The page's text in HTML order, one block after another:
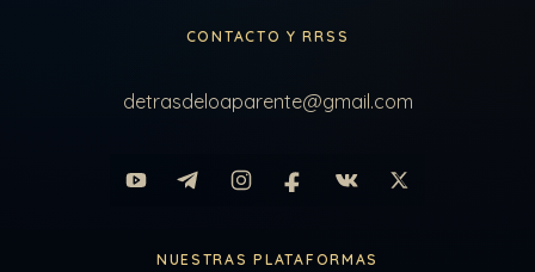
CONTACTO Y RRSS
detrasdeloaparente@gmail.com
NUESTRAS PLATAFORMAS